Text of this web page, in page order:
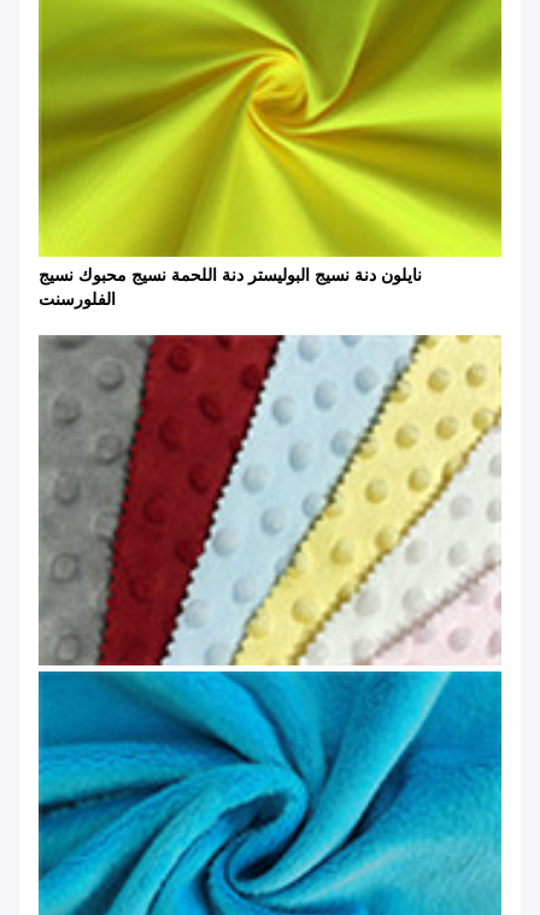
نايلون دنة نسيج البوليستر دنة اللحمة نسيج محبوك نسيج
الفلورسنت